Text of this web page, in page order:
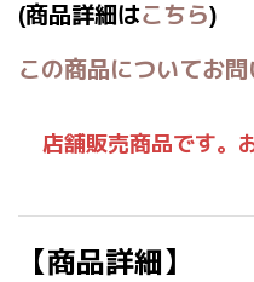
(商品詳細はこちら)
この商品についてお問
店舗販売商品です。
【商品詳細】